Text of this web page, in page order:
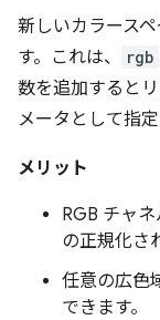
新しいカラース
す。これは、
rgb
数を追加すると
メータとして指
メリット
RGB チャ
の正規化さ
任意の広色
できます。